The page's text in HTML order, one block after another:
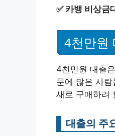
✅ 카뱅 비상금
4천만원
4천만원 대출
문에 많은 사
새로 구매하려
대출의 주